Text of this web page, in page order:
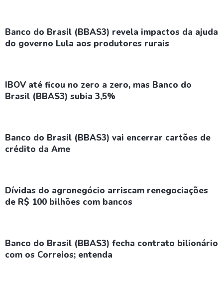
Banco do Brasil (BBAS3) revela impactos da ajuda
do governo Lula aos produtores rurais
IBOV até ficou no zero a zero, mas Banco do
Brasil (BBAS3) subia 3,5%
Banco do Brasil (BBAS3) vai encerrar cartões de
crédito da Ame
Dívidas do agronegócio arriscam renegociações
de R$ 100 bilhões com bancos
Banco do Brasil (BBAS3) fecha contrato bilionário
com os Correios; entenda